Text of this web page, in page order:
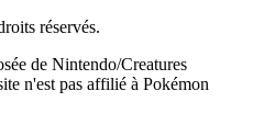
réservés.
de Nintendo/Creatures
n'est pas affilié à Pokémon